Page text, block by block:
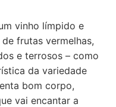
vinho límpido e
frutas vermelhas,
e terrosos – como
da variedade
bom corpo,
vai encantar a